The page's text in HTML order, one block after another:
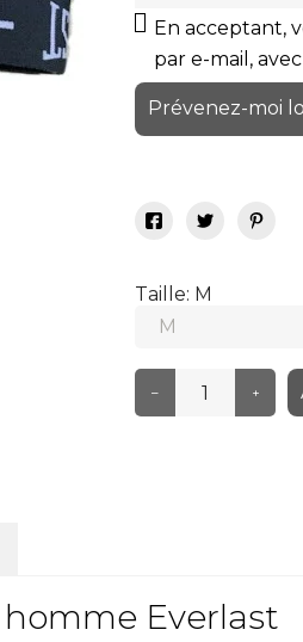
En acceptant,
par e-mail,
Prévenez-moi
Taille: M
– +
Everlast